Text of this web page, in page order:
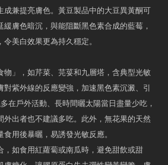
成兼提亮膚色。黃豆製品中的大豆異黃酮可
膚色暗沉，與能阻斷黑色素合成的藍莓，
美白效果更為持久穩定。
物」，如芹菜、芫荽和九層塔，含典型光敏
紫外線的反應變強，加速黑色素沉澱、引
在戶外活動、長時間曬太陽當日盡量少吃，
外出者也不建議多吃。此外，無花果的天然
用後暴曬，易誘發光敏反應。
，如食用紅蘿蔔或南瓜時，避免甜飲或甜